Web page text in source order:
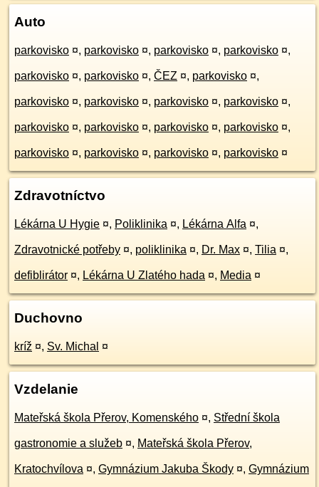
Auto
parkovisko ¤, parkovisko ¤, parkovisko ¤, parkovisko ¤,
parkovisko ¤, parkovisko ¤, ČEZ ¤, parkovisko ¤,
parkovisko ¤, parkovisko ¤, parkovisko ¤, parkovisko ¤,
parkovisko ¤, parkovisko ¤, parkovisko ¤, parkovisko ¤,
parkovisko ¤, parkovisko ¤, parkovisko ¤, parkovisko ¤
Zdravotníctvo
Lékárna U Hygie ¤, Poliklinika ¤, Lékárna Alfa ¤,
Zdravotnické potřeby ¤, poliklinika ¤, Dr. Max ¤, Tilia ¤,
defiblirátor ¤, Lékárna U Zlatého hada ¤, Media ¤
Duchovno
kríž ¤, Sv. Michal ¤
Vzdelanie
Mateřská škola Přerov, Komenského ¤, Střední škola
gastronomie a služeb ¤, Mateřská škola Přerov,
Kratochvílova ¤, Gymnázium Jakuba Škody ¤, Gymnázium